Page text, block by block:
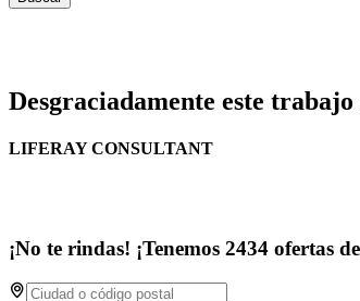
Desgraciadamente este trabajo
LIFERAY CONSULTANT
¡No te rindas! ¡Tenemos 2434 ofertas